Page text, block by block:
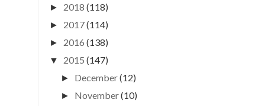
► 2018 (118)
► 2017(114)
► 2016 (138)
▼ 2015 (147)
► December(12)
► November(10)